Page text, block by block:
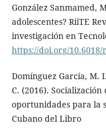
González Sanmamed,
adolescentes? RiiTE
investigación en
https://doi.org/10.6018/
Domínguez García, M.
C. (2016).
oportunidades para la
Cubano del Libro